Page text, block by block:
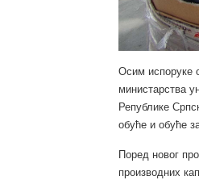
Осим испоруке
министарства
Републике
обуће и обуће
Поред новог
производних